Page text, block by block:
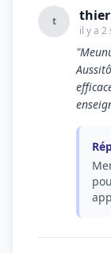
t
il y a 2